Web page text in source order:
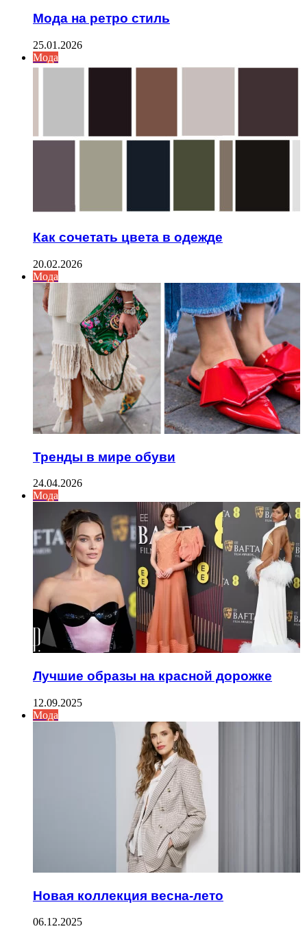
Мода на ретро стиль
25.01.2026
Мода
Как сочетать цвета в одежде
20.02.2026
Мода
Тренды в мире обуви
24.04.2026
Мода
Лучшие образы на красной дорожке
12.09.2025
Мода
Новая коллекция весна-лето
06.12.2025